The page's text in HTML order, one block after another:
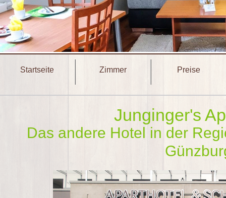
Startseite Zimmer Preise
Junginger's
Das andere Hotel in der